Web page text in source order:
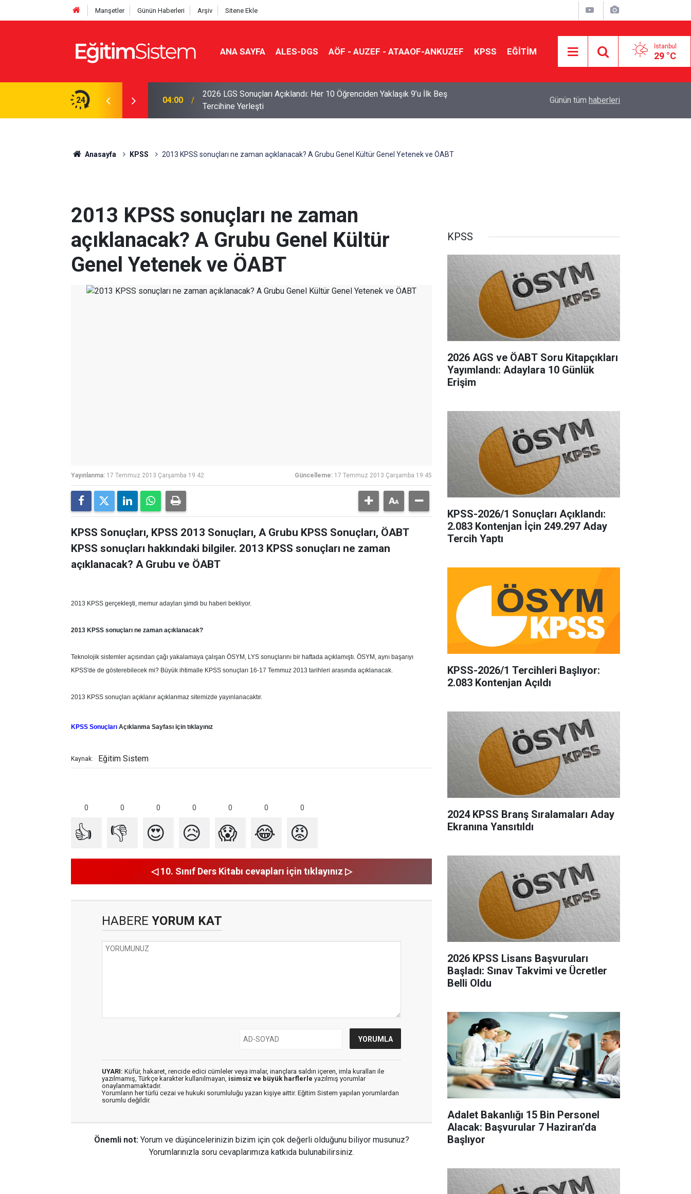
Manşetler Günün Haberleri Arşiv Sitene Ekle
ANA SAYFA ALES-DGS AÖF - AUZEF - ATAAOF-ANKUZEF KPSS EĞİTİM İstanbul
29 °C
24
Sınavla Alan Liseler Yüzde 95,76
04:00
2026 LGS Sonuçları Açıklandı: Her 10 Öğrenciden Yaklaşık 9’u İlk Beş
Tercihine Yerleşti
Yönlendiriyor?
Günün tüm haberleri
Anasayfa KPSS 2013 KPSS sonuçları ne zaman açıklanacak? A Grubu Genel Kültür Genel Yetenek ve ÖABT
2013 KPSS sonuçları ne zaman
açıklanacak? A Grubu Genel Kültür
Genel Yetenek ve ÖABT
Yayınlanma: 17 Temmuz 2013 Çarşamba 19:42 Güncelleme: 17 Temmuz 2013 Çarşamba 19:45
KPSS Sonuçları, KPSS 2013 Sonuçları, A Grubu KPSS Sonuçları, ÖABT
KPSS sonuçları hakkındaki bilgiler. 2013 KPSS sonuçları ne zaman
açıklanacak? A Grubu ve ÖABT
2013 KPSS gerçekleşti, memur adayları şimdi bu haberi bekliyor.
2013 KPSS sonuçları ne zaman açıklanacak?
Teknolojik sistemler açısından çağı yakalamaya çalışan ÖSYM, LYS sonuçlarını bir haftada açıklamıştı. ÖSYM, aynı başarıyı
KPSS'de de gösterebilecek mi? Büyük ihtimalle KPSS sonuçları 16-17 Temmuz 2013 tarihleri arasında açıklanacak.
2013 KPSS sonuçları açıklanır açıklanmaz sitemizde yayınlanacaktır.
KPSS Sonuçları Açıklanma Sayfası için tıklayınız
Kaynak: Eğitim Sistem
0 0 0 0 0 0 0
👍 👎 😍 😥 😱 😂 😡
◁ 10. Sınıf Ders Kitabı cevapları için tıklayınız ▷
HABERE YORUM KAT
UYARI: Küfür, hakaret, rencide edici cümleler veya imalar, inançlara saldırı içeren, imla kuralları ile
yazılmamış, Türkçe karakter kullanılmayan, isimsiz ve büyük harflerle yazılmış yorumlar
onaylanmamaktadır.
Yorumların her türlü cezai ve hukuki sorumluluğu yazan kişiye aittir. Eğitim Sistem yapılan yorumlardan
sorumlu değildir.
Önemli not: Yorum ve düşüncelerinizin bizim için çok değerli olduğunu biliyor musunuz?
Yorumlarınızla soru cevaplarımıza katkıda bulunabilirsiniz.
KPSS
2026 AGS ve ÖABT Soru Kitapçıkları
Yayımlandı: Adaylara 10 Günlük
Erişim
KPSS-2026/1 Sonuçları Açıklandı:
2.083 Kontenjan İçin 249.297 Aday
Tercih Yaptı
KPSS-2026/1 Tercihleri Başlıyor:
2.083 Kontenjan Açıldı
2024 KPSS Branş Sıralamaları Aday
Ekranına Yansıtıldı
2026 KPSS Lisans Başvuruları
Başladı: Sınav Takvimi ve Ücretler
Belli Oldu
Adalet Bakanlığı 15 Bin Personel
Alacak: Başvurular 7 Haziran’da
Başlıyor